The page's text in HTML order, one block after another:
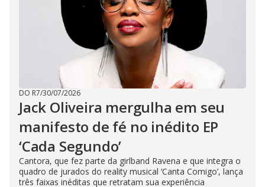
DO R7/30/07/2026
Jack Oliveira mergulha em seu
manifesto de fé no inédito EP
‘Cada Segundo’
Cantora, que fez parte da girlband Ravena e que integra o
quadro de jurados do reality musical ‘Canta Comigo’, lança
três faixas inéditas que retratam sua experiência